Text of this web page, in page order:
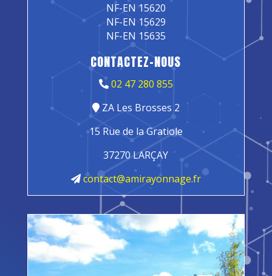
NF-EN 15620
NF-EN 15629
NF-EN 15635
CONTACTEZ-NOUS
02 47 280 855
ZA Les Brosses 2
15 Rue de la Gratiole
37270 LARÇAY
contact@amirayonnage.fr